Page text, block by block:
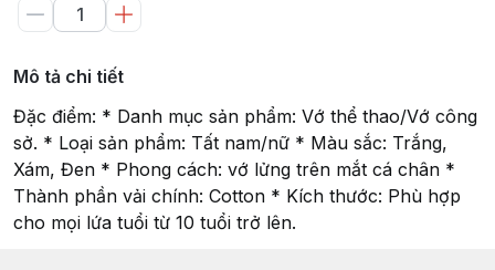
Mô tả chi tiết
Đặc điểm: * Danh mục sản phẩm: Vớ thể thao/Vớ công
sở. * Loại sản phẩm: Tất nam/nữ * Màu sắc: Trắng,
Xám, Đen * Phong cách: vớ lửng trên mắt cá chân *
Thành phần vải chính: Cotton * Kích thước: Phù hợp
cho mọi lứa tuổi từ 10 tuổi trở lên.